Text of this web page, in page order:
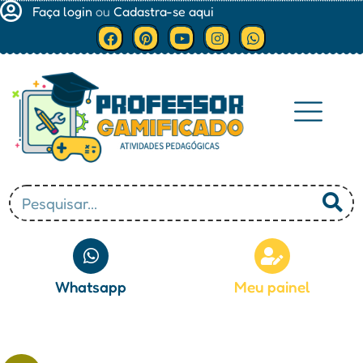
Faça login ou Cadastra-se aqui
Whatsapp Meu painel